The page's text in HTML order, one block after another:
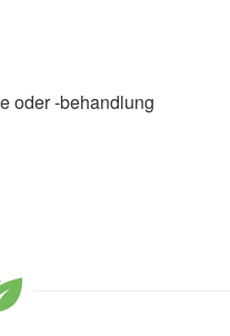
oder -behandlung